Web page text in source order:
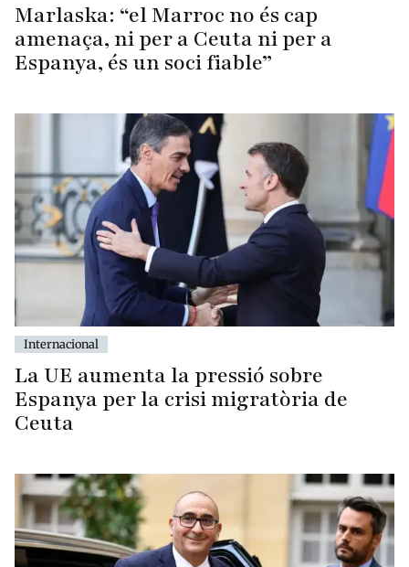
Marlaska: “el Marroc no és cap
amenaça, ni per a Ceuta ni per a
Espanya, és un soci fiable”
Internacional
La UE aumenta la pressió sobre
Espanya per la crisi migratòria de
Ceuta